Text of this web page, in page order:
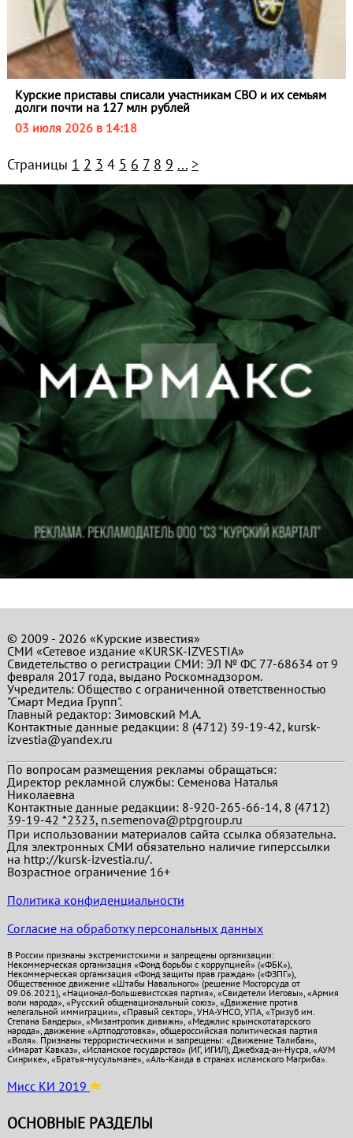
Курские приставы списали участникам СВО и их семьям
долги почти на 127 млн рублей
03 июля 2026 в 14:18
Страницы 1 2 3 4 5 6 7 8 9 ... >
© 2009 - 2026 «Курские известия»
СМИ «Сетевое издание «KURSK-IZVESTIA»
Свидетельство о регистрации СМИ: ЭЛ № ФС 77-68634 от 9
февраля 2017 года, выдано Роскомнадзором.
Учредитель: Общество с ограниченной ответственностью
"Смарт Медиа Групп".
Главный редактор:Зимовский М.А.
Контактные данные редакции: 8 (4712) 39-19-42, kursk-
izvestia@yandex.ru
По вопросам размещения рекламы обращаться:
Директор рекламной службы: Семенова Наталья
Николаевна
Контактные данные редакции: 8-920-265-66-14, 8 (4712)
39-19-42 *2323, n.semenova@ptpgroup.ru
При использовании материалов сайта ссылка обязательна.
Для электронных СМИ обязательно наличие гиперссылки
на http://kursk-izvestia.ru/.
Возрастное ограничение 16+
Политика конфиденциальности
Согласие на обработку персональных данных
В России признаны экстремистскими и запрещены организации:
Некоммерческая организация «Фонд борьбы с коррупцией» («ФБК»),
Некоммерческая организация «Фонд защиты прав граждан» («ФЗПГ»),
Общественное движение «Штабы Навального» (решение Мосгорсуда от
09.06.2021), «Национал-большевистская партия», «Свидетели Иеговы», «Армия
воли народа», «Русский общенациональный союз», «Движение против
нелегальной иммиграции», «Правый сектор», УНА-УНСО, УПА, «Тризуб им.
Степана Бандеры», «Мизантропик дивижн», «Меджлис крымскотатарского
народа», движение «Артподготовка», общероссийская политическая партия
«Воля». Признаны террористическими и запрещены: «Движение Талибан»,
«Имарат Кавказ», «Исламское государство» (ИГ, ИГИЛ), Джебхад-ан-Нусра, «АУМ
Синрике», «Братья-мусульмане», «Аль-Каида в странах исламского Магриба».
Мисс КИ 2019
ОСНОВНЫЕ РАЗДЕЛЫ